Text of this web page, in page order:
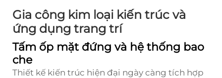
Gia công kim loại kiến trúc và
ứng dụng trang trí
Tấm ốp mặt đứng và hệ thống bao
che
Thiết kế kiến trúc hiện đại ngày càng tích hợp